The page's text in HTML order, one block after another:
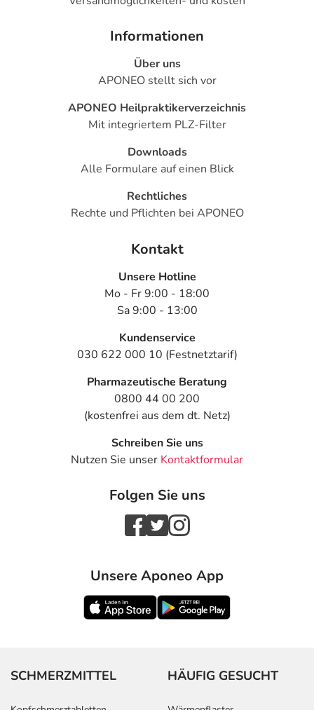
Informationen
Über uns
APONEO stellt sich vor
APONEO Heilpraktikerverzeichnis
Mit integriertem PLZ-Filter
Downloads
Alle Formulare auf einen Blick
Rechtliches
Rechte und Pflichten bei APONEO
Kontakt
Unsere Hotline
Mo - Fr 9:00 - 18:00
Sa 9:00 - 13:00
Kundenservice
030 622 000 10 (Festnetztarif)
Pharmazeutische Beratung
0800 44 00 200
(kostenfrei aus dem dt. Netz)
Schreiben Sie uns
Nutzen Sie unser Kontaktformular
Folgen Sie uns
Unsere Aponeo App
SCHMERZMITTEL HÄUFIG GESUCHT